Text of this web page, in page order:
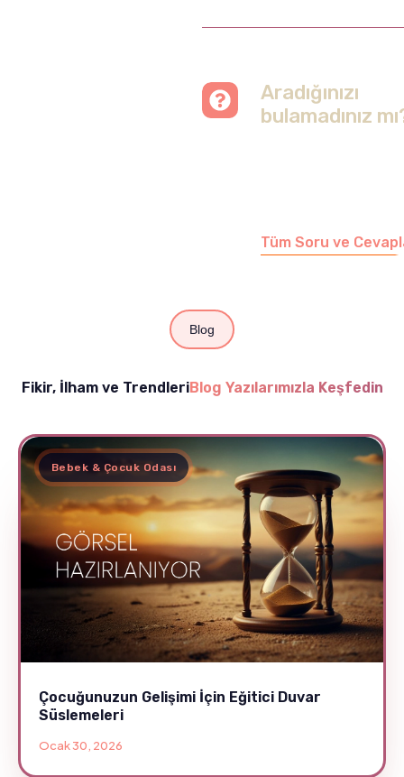
Aradığınızı
bulamadınız
Tüm Soru ve
Blog
Fikir, İlham ve TrendleriBlog Yazılarımızla Keşfedin
Bebek & Çocuk Odası
Çocuğunuzun Gelişimi İçin Eğitici Duvar
Süslemeleri
Ocak 30, 2026